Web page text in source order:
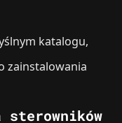
katalogu,
zainstalowania